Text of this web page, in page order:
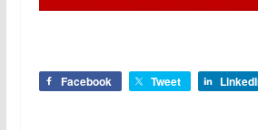
Facebook Tweet